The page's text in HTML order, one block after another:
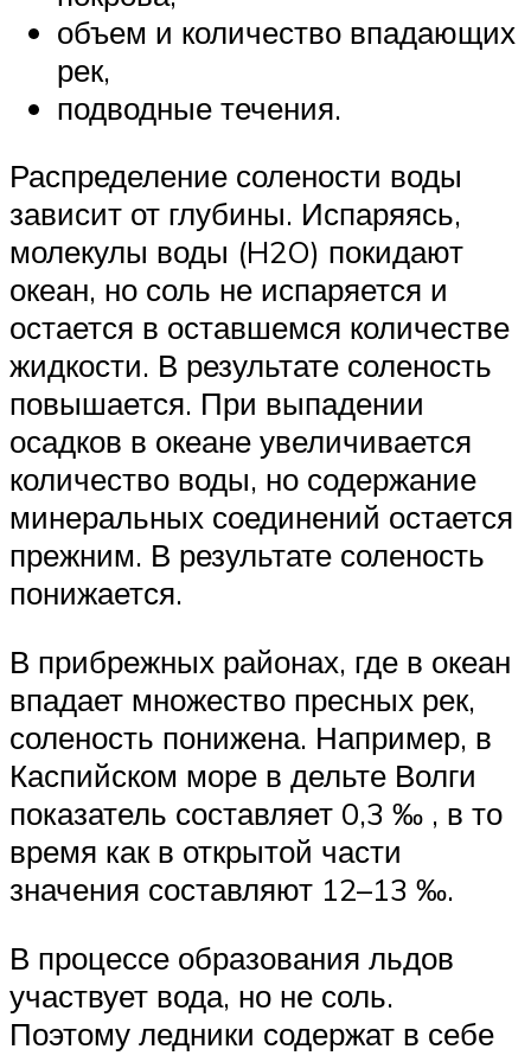
объем и количество впадающих
рек,
подводные течения.
Распределение солености воды
зависит от глубины. Испаряясь,
молекулы воды (H2O) покидают
океан, но соль не испаряется и
остается в оставшемся количестве
жидкости. В результате соленость
повышается. При выпадении
осадков в океане увеличивается
количество воды, но содержание
минеральных соединений остается
прежним. В результате соленость
понижается.
В прибрежных районах, где в океан
впадает множество пресных рек,
соленость понижена. Например, в
Каспийском море в дельте Волги
показатель составляет 0,3 ‰ , в то
время как в открытой части
значения составляют 12–13 ‰.
В процессе образования льдов
участвует вода, но не соль.
Поэтому ледники содержат в себе